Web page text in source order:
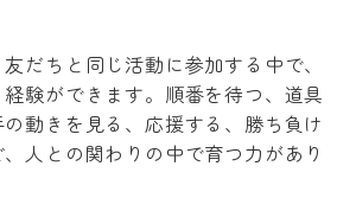
だちと同じ活動に参加する中で、
験ができます。順番を待つ、道具
動きを見る、応援する、勝ち負け
人との関わりの中で育つ力があり